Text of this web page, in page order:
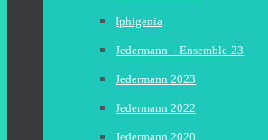
Iphigenia
Jedermann – Ensemble-23
Jedermann 2023
Jedermann 2022
Jedermann 2020